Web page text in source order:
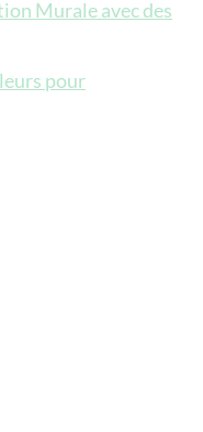
Murale avec des
pour